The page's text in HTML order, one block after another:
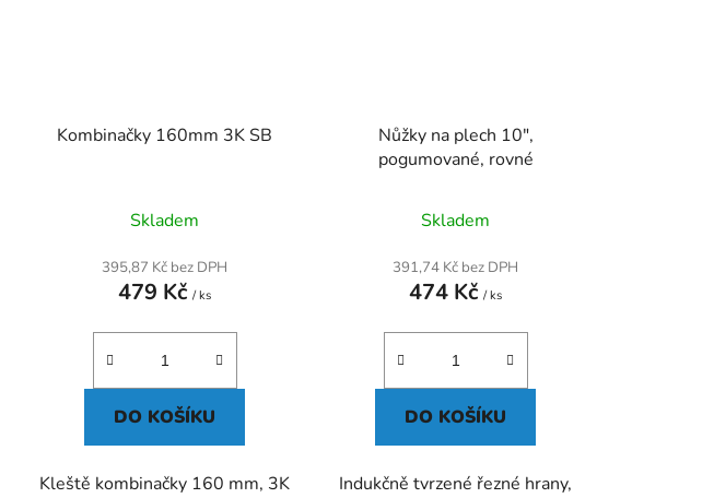
Kombinačky 160mm 3K SB
Skladem
395,87 Kč bez DPH
479 Kč/ ks
DO KOŠÍKU
Kleště kombinačky 160 mm, 3K
Nůžky na plech 10",
pogumované, rovné
Skladem
391,74 Kč bez DPH
474 Kč/ ks
DO KOŠÍKU
Indukčně tvrzené řezné hrany,